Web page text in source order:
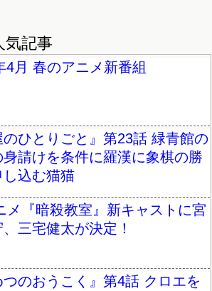
気記事
4月 春のアニメ新番組
のひとりごと』第23話 緑青館の
請けを条件に羅漢に象棋の勝
し込む猫猫
メ『暗殺教室』新キャストに宮
三宅健太が決定！
つのおうこく』第4話 クロエを